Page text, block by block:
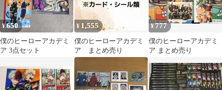
¥650
僕のヒーローアカデミ
ア 3点セット
¥ 1,555
僕のヒーローアカデミ
ア まとめ売り
¥777
僕のヒーローアカデミ
ア まとめ売り